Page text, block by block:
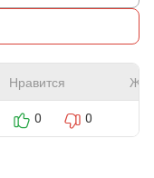
Нравится
0 0